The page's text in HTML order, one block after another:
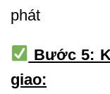
phát
Bước 5:
giao: